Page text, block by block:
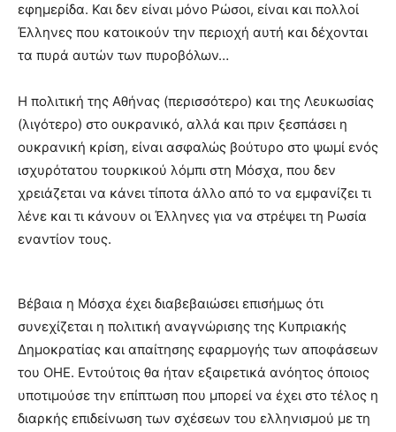
εφημερίδα. Και δεν είναι μόνο Ρώσοι, είναι και πολλοί
Έλληνες που κατοικούν την περιοχή αυτή και δέχονται
τα πυρά αυτών των πυροβόλων…
Η πολιτική της Αθήνας (περισσότερο) και της Λευκωσίας
(λιγότερο) στο ουκρανικό, αλλά και πριν ξεσπάσει η
ουκρανική κρίση, είναι ασφαλώς βούτυρο στο ψωμί ενός
ισχυρότατου τουρκικού λόμπι στη Μόσχα, που δεν
χρειάζεται να κάνει τίποτα άλλο από το να εμφανίζει τι
λένε και τι κάνουν οι Έλληνες για να στρέψει τη Ρωσία
εναντίον τους.
Βέβαια η Μόσχα έχει διαβεβαιώσει επισήμως ότι
συνεχίζεται η πολιτική αναγνώρισης της Κυπριακής
Δημοκρατίας και απαίτησης εφαρμογής των αποφάσεων
του ΟΗΕ. Εντούτοις θα ήταν εξαιρετικά ανόητος όποιος
υποτιμούσε την επίπτωση που μπορεί να έχει στο τέλος η
διαρκής επιδείνωση των σχέσεων του ελληνισμού με τη